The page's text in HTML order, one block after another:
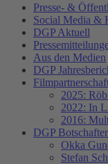
Presse- &
Social Media &
DGP Aktuell
Aus den Medien
DGP
2025:
2022: In
2016:
DGP
Okka
Stefan